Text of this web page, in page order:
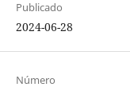
Publicado
2024-06-28
Número